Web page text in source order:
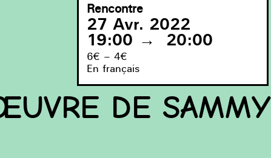
Rencontre
27 Avr. 2022
19:00 → 20:00
6€ – 4€
En français
DE SAMMY